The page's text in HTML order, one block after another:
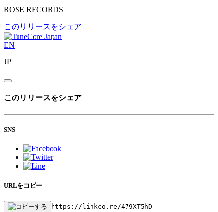
ROSE RECORDS
このリリースをシェア
EN
JP
このリリースをシェア
SNS
URLをコピー
https://linkco.re/479XT5hD